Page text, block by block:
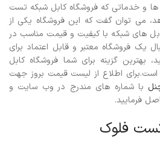
ها و خدماتی که فروشگاه کابل شبکه تست
می توان گفت که این فروشگاه یکی از
های شبکه با کیفیت و قیمت مناسب در
یک فروشگاه معتبر و قابل اعتماد برای
بهترین گزینه برای شما فروشگاه کابل
است.برای اطلاع از لیست قیمت بروز جهت
با شماره های مندرج در وب سایت و
فرمایید.
فلوک